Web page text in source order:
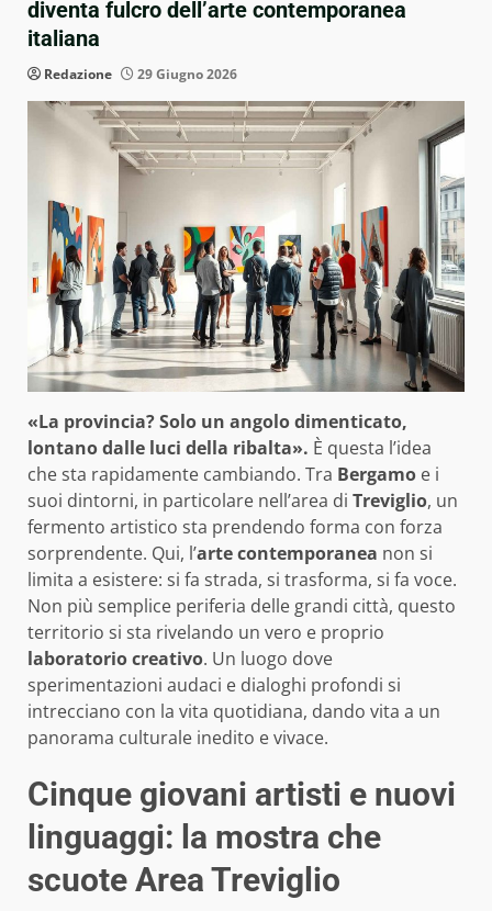
diventa fulcro dell’arte contemporanea
italiana
Redazione 29 Giugno 2026
«La provincia? Solo un angolo dimenticato,
lontano dalle luci della ribalta». È questa l’idea
che sta rapidamente cambiando. Tra Bergamo e i
suoi dintorni, in particolare nell’area di Treviglio, un
fermento artistico sta prendendo forma con forza
sorprendente. Qui, l’arte contemporanea non si
limita a esistere: si fa strada, si trasforma, si fa voce.
Non più semplice periferia delle grandi città, questo
territorio si sta rivelando un vero e proprio
laboratorio creativo. Un luogo dove
sperimentazioni audaci e dialoghi profondi si
intrecciano con la vita quotidiana, dando vita a un
panorama culturale inedito e vivace.
Cinque giovani artisti e nuovi
linguaggi: la mostra che
scuote Area Treviglio